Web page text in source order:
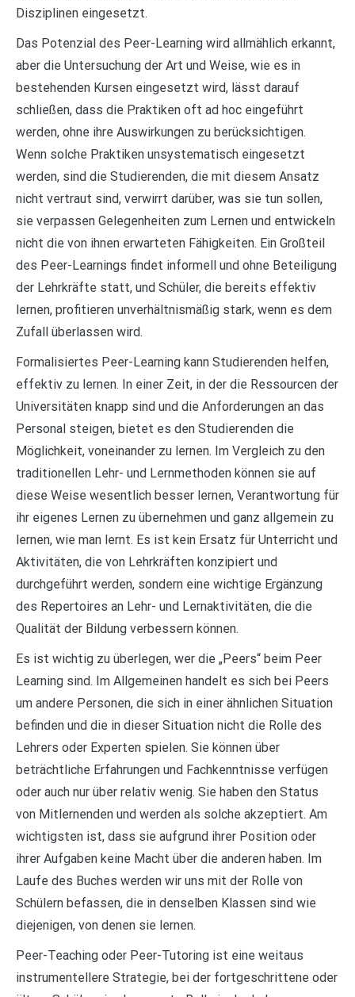
Disziplinen eingesetzt.
Das Potenzial des Peer-Learning wird allmählich erkannt,
aber die Untersuchung der Art und Weise, wie es in
bestehenden Kursen eingesetzt wird, lässt darauf
schließen, dass die Praktiken oft ad hoc eingeführt
werden, ohne ihre Auswirkungen zu berücksichtigen.
Wenn solche Praktiken unsystematisch eingesetzt
werden, sind die Studierenden, die mit diesem Ansatz
nicht vertraut sind, verwirrt darüber, was sie tun sollen,
sie verpassen Gelegenheiten zum Lernen und entwickeln
nicht die von ihnen erwarteten Fähigkeiten. Ein Großteil
des Peer-Learnings findet informell und ohne Beteiligung
der Lehrkräfte statt, und Schüler, die bereits effektiv
lernen, profitieren unverhältnismäßig stark, wenn es dem
Zufall überlassen wird.
Formalisiertes Peer-Learning kann Studierenden helfen,
effektiv zu lernen. In einer Zeit, in der die Ressourcen der
Universitäten knapp sind und die Anforderungen an das
Personal steigen, bietet es den Studierenden die
Möglichkeit, voneinander zu lernen. Im Vergleich zu den
traditionellen Lehr- und Lernmethoden können sie auf
diese Weise wesentlich besser lernen, Verantwortung für
ihr eigenes Lernen zu übernehmen und ganz allgemein zu
lernen, wie man lernt. Es ist kein Ersatz für Unterricht und
Aktivitäten, die von Lehrkräften konzipiert und
durchgeführt werden, sondern eine wichtige Ergänzung
des Repertoires an Lehr- und Lernaktivitäten, die die
Qualität der Bildung verbessern können.
Es ist wichtig zu überlegen, wer die „Peers“ beim Peer
Learning sind. Im Allgemeinen handelt es sich bei Peers
um andere Personen, die sich in einer ähnlichen Situation
befinden und die in dieser Situation nicht die Rolle des
Lehrers oder Experten spielen. Sie können über
beträchtliche Erfahrungen und Fachkenntnisse verfügen
oder auch nur über relativ wenig. Sie haben den Status
von Mitlernenden und werden als solche akzeptiert. Am
wichtigsten ist, dass sie aufgrund ihrer Position oder
ihrer Aufgaben keine Macht über die anderen haben. Im
Laufe des Buches werden wir uns mit der Rolle von
Schülern befassen, die in denselben Klassen sind wie
diejenigen, von denen sie lernen.
Peer-Teaching oder Peer-Tutoring ist eine weitaus
instrumentellere Strategie, bei der fortgeschrittene oder